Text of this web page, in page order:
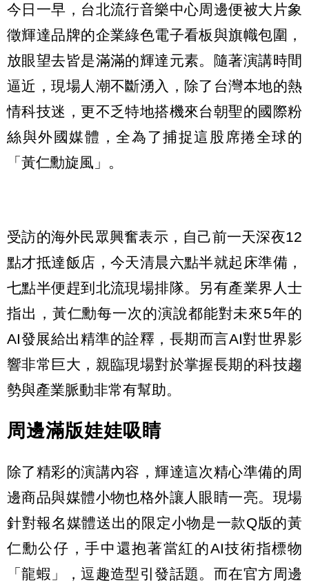
今日一早，台北流行音樂中心周邊便被大片象
徵輝達品牌的企業綠色電子看板與旗幟包圍，
放眼望去皆是滿滿的輝達元素。隨著演講時間
逼近，現場人潮不斷湧入，除了台灣本地的熱
情科技迷，更不乏特地搭機來台朝聖的國際粉
絲與外國媒體，全為了捕捉這股席捲全球的
「黃仁勳旋風」。
受訪的海外民眾興奮表示，自己前一天深夜12
點才抵達飯店，今天清晨六點半就起床準備，
七點半便趕到北流現場排隊。另有產業界人士
指出，黃仁勳每一次的演說都能對未來5年的
AI發展給出精準的詮釋，長期而言AI對世界影
響非常巨大，親臨現場對於掌握長期的科技趨
勢與產業脈動非常有幫助。
周邊滿版娃娃吸睛
除了精彩的演講內容，輝達這次精心準備的周
邊商品與媒體小物也格外讓人眼睛一亮。現場
針對報名媒體送出的限定小物是一款Q版的黃
仁勳公仔，手中還抱著當紅的AI技術指標物
「龍蝦」，逗趣造型引發話題。而在官方周邊